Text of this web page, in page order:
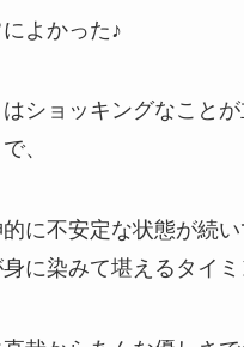
よかった♪
ショッキングなこと
、
に不安定な状態が続
に染みて堪えるタイミ